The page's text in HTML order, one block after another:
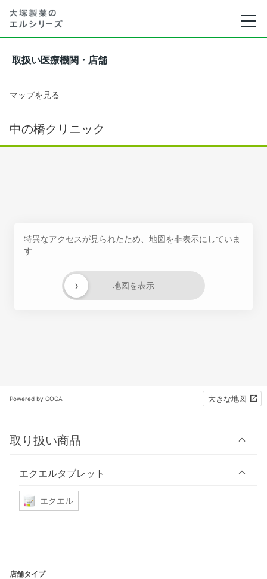
取扱い医療機関・店舗
マップを見る
中の橋クリニック
特異なアクセスが見られたため、地図を非表示にしていま
す
地図を表示
›
Powered by GOGA 大きな地図
取り扱い商品
エクエルタブレット
エクエル
店舗タイプ